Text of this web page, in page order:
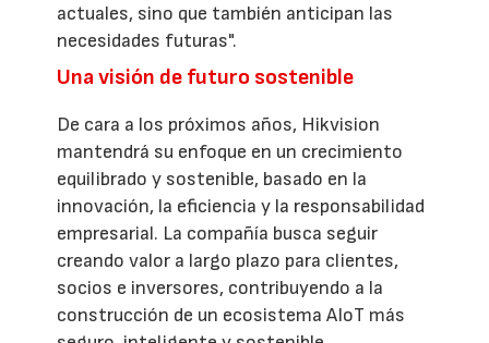
actuales, sino que también anticipan las
necesidades futuras".
Una visión de futuro sostenible
De cara a los próximos años, Hikvision
mantendrá su enfoque en un crecimiento
equilibrado y sostenible, basado en la
innovación, la eficiencia y la responsabilidad
empresarial. La compañía busca seguir
creando valor a largo plazo para clientes,
socios e inversores, contribuyendo a la
construcción de un ecosistema AIoT más